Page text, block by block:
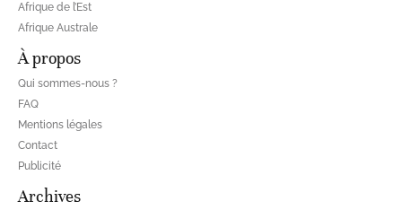
Afrique de l’Est
Afrique Australe
À propos
Qui sommes-nous ?
FAQ
Mentions légales
Contact
Publicité
Archives